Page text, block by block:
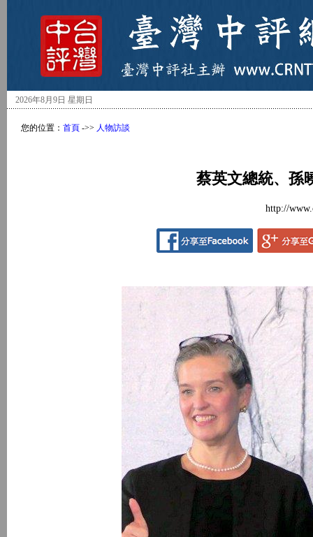
2026年8月9日 星期日
您的位置： 首頁 ->> 人物訪談
蔡英文總統、孫
http://